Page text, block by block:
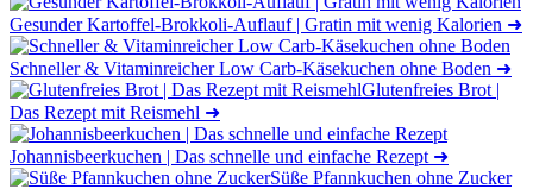
Gesunder Kartoffel-Brokkoli-Auflauf | Gratin mit wenig Kalorien ➜
Schneller & Vitaminreicher Low Carb-Käsekuchen ohne Boden ➜
Glutenfreies Brot |
Das Rezept mit Reismehl ➜
Johannisbeerkuchen | Das schnelle und einfache Rezept ➜
Süße Pfannkuchen ohne Zucker